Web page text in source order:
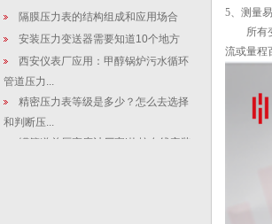
隔膜压力表的结构组成和应用场合
安装压力变送器需要知道10个地方
西安仪表厂应用：甲醇锅炉污水循环
管道压力...
精密压力表等级是多少？怎么去选择
和判断压...
罐管道差压密度计厂家|热控在线安装
5、测量
所有变
流或量程